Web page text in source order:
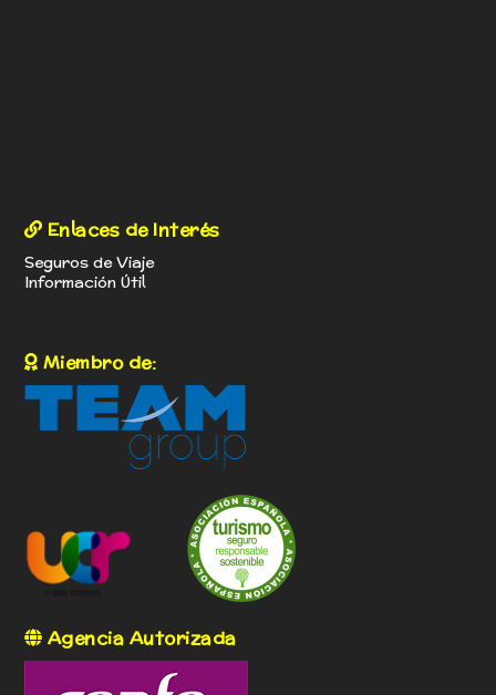
Enlaces de Interés
Seguros de Viaje
Información Útil
Miembro de:
Agencia Autorizada